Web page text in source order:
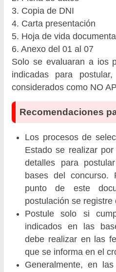
3. Copia de DNI
4. Carta presentación
5. Hoja de vida
6. Anexo del 01 al 07
Solo se evaluaran a ios
indicadas para
considerados como NO
Recomendaciones
Los procesos de
Estado se realizar
detalles para
bases del concurso.
punto de este
postulación se registre
Postule solo si
indicados en las
debe realizar en las
que se informa en el
Generalmente, en